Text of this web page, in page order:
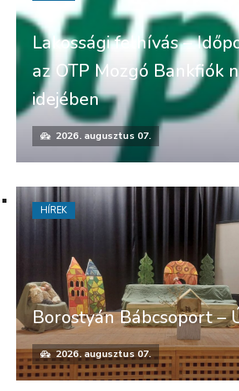
Lakossági felhívás –
az OTP Mozgó Bankfiók
idejében
2026. augusztus 07.
Borostyán Bábcsoport –
2026. augusztus 07.
HÍREK